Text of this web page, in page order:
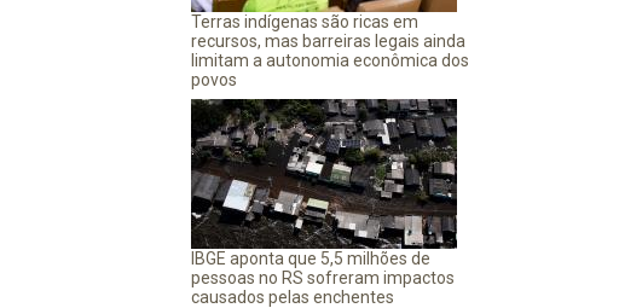
Terras indígenas são ricas em
recursos, mas barreiras legais ainda
limitam a autonomia econômica dos
povos
IBGE aponta que 5,5 milhões de
pessoas no RS sofreram impactos
causados pelas enchentes